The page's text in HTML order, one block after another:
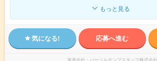
もっと見る
気になる! 応募へ進む
派遣会社 パーソルテンプスタッフ株式会社